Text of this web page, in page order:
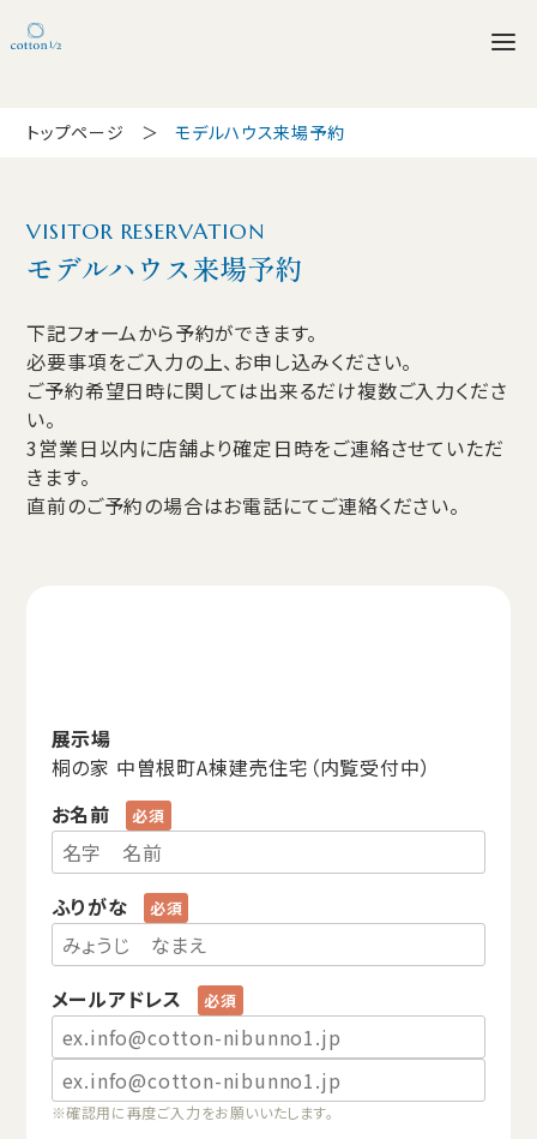
トップページ モデルハウス来場予約
VISITOR RESERVATION
モデルハウス来場予約
下記フォームから予約ができます。
必要事項をご入力の上、お申し込みください。
ご予約希望日時に関しては出来るだけ複数ご入力くださ
い。
3営業日以内に店舗より確定日時をご連絡させていただ
きます。
直前のご予約の場合はお電話にてご連絡ください。
展示場
桐の家 中曽根町A棟建売住宅（内覧受付中）
お名前
ふりがな
メールアドレス
※確認用に再度ご入力をお願いいたします。